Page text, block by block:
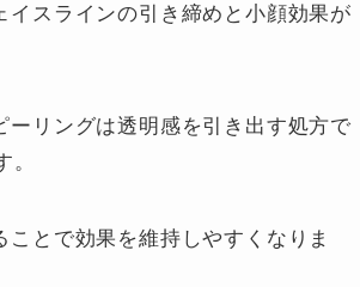
スラインの引き締めと小顔効果が
リングは透明感を引き出す処方で
とで効果を維持しやすくなりま